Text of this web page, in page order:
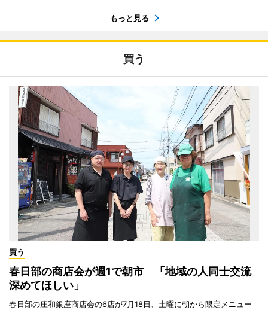
もっと見る
買う
買う
春日部の商店会が週1で朝市 「地域の人同士交流
深めてほしい」
春日部の庄和銀座商店会の6店が7月18日、土曜に朝から限定メニュー